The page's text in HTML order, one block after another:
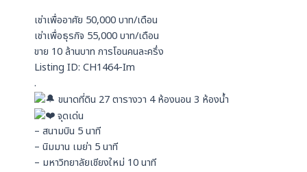
p
p
เช่าเพื่ออาศัย 50,000 บาท/เดือน
เช่าเพื่อธุรกิจ 55,000 บาท/เดือน
ขาย 10 ล้านบาท การโอนคนละครึ่ง
Listing ID: CH1464-Im
.
ขนาดที่ดิน 27 ตารางวา 4 ห้องนอน 3 ห้องน้ำ
จุดเด่น
– สนามบิน 5 นาที
– นิมมาน เมย่า 5 นาที
– มหาวิทยาลัยเชียงใหม่ 10 นาที